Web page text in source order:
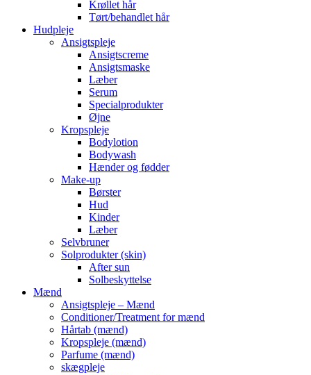
Krøllet hår
Tørt/behandlet hår
Hudpleje
Ansigtspleje
Ansigtscreme
Ansigtsmaske
Læber
Serum
Specialprodukter
Øjne
Kropspleje
Bodylotion
Bodywash
Hænder og fødder
Make-up
Børster
Hud
Kinder
Læber
Selvbruner
Solprodukter (skin)
After sun
Solbeskyttelse
Mænd
Ansigtspleje – Mænd
Conditioner/Treatment for mænd
Hårtab (mænd)
Kropspleje (mænd)
Parfume (mænd)
skægpleje